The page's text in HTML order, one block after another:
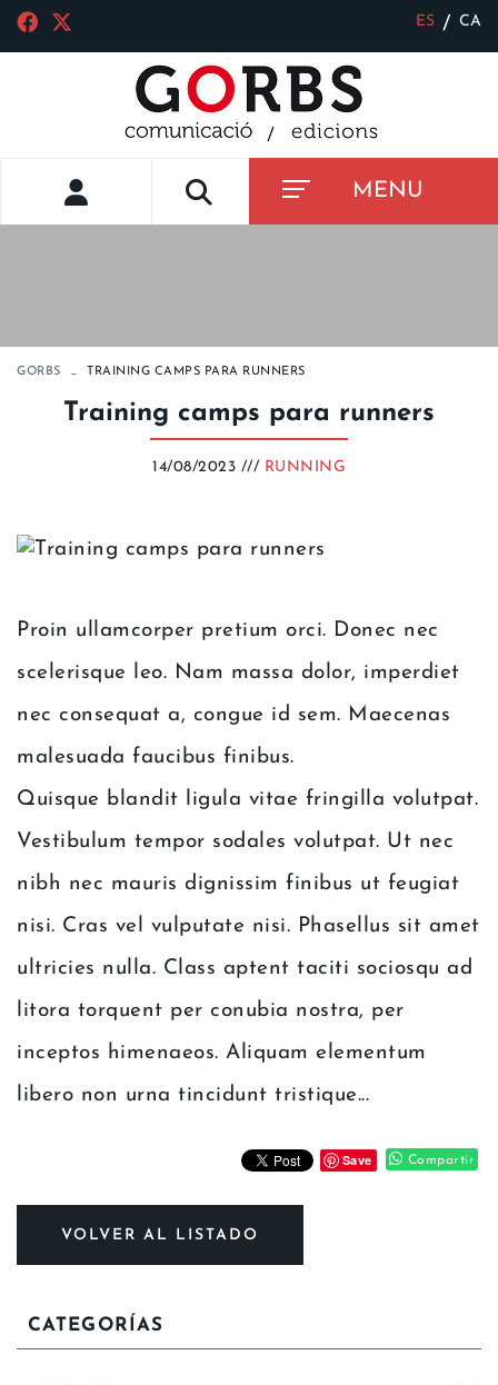
ES / CA
MENU
GORBS TRAINING CAMPS PARA RUNNERS
CATEGORÍAS
Training camps para runners
14/08/2023 /// RUNNING
Proin ullamcorper pretium orci. Donec nec
scelerisque leo. Nam massa dolor, imperdiet
nec consequat a, congue id sem. Maecenas
malesuada faucibus finibus.
Quisque blandit ligula vitae fringilla volutpat.
Vestibulum tempor sodales volutpat. Ut nec
nibh nec mauris dignissim finibus ut feugiat
nisi. Cras vel vulputate nisi. Phasellus sit amet
ultricies nulla. Class aptent taciti sociosqu ad
litora torquent per conubia nostra, per
inceptos himenaeos. Aliquam elementum
libero non urna tincidunt tristique...
Save Compartir
VOLVER AL LISTADO